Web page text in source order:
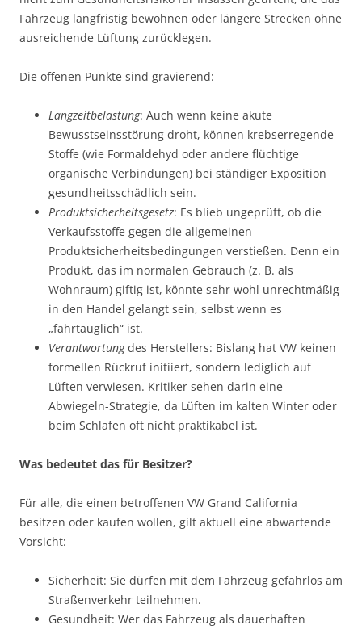
Fahrzeug langfristig bewohnen oder längere Strecken ohne
ausreichende Lüftung zurücklegen.
Die offenen Punkte sind gravierend:
Langzeitbelastung: Auch wenn keine akute
Bewusstseinsstörung droht, können krebserregende
Stoffe (wie Formaldehyd oder andere flüchtige
organische Verbindungen) bei ständiger Exposition
gesundheitsschädlich sein.
Produktsicherheitsgesetz: Es blieb ungeprüft, ob die
Verkaufsstoffe gegen die allgemeinen
Produktsicherheitsbedingungen verstießen. Denn ein
Produkt, das im normalen Gebrauch (z. B. als
Wohnraum) giftig ist, könnte sehr wohl unrechtmäßig
in den Handel gelangt sein, selbst wenn es
„fahrtauglich“ ist.
Verantwortungdes Herstellers: Bislang hat VW keinen
formellen Rückruf initiiert, sondern lediglich auf
Lüften verwiesen. Kritiker sehen darin eine
Abwiegeln-Strategie, da Lüften im kalten Winter oder
beim Schlafen oft nicht praktikabel ist.
Was bedeutet das für Besitzer?
Für alle, die einen betroffenen VW Grand California
besitzen oder kaufen wollen, gilt aktuell eine abwartende
Vorsicht:
Sicherheit: Sie dürfen mit dem Fahrzeug gefahrlos am
Straßenverkehr teilnehmen.
Gesundheit: Wer das Fahrzeug als dauerhaften